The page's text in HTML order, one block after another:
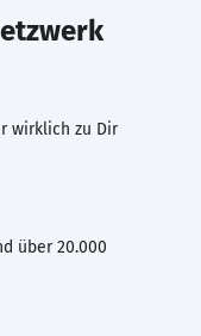
wirklich zu Dir
über 20.000